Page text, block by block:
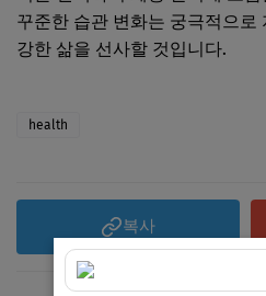
꾸준한 습관 변화는 궁극적으로
강한 삶을 선사할 것입니다.
health
복사